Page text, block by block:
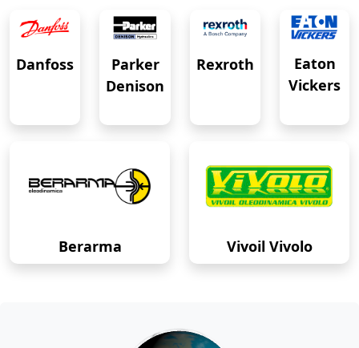
Danfoss
Parker
Denison
Rexroth
Eaton
Vickers
Berarma Vivoil Vivolo